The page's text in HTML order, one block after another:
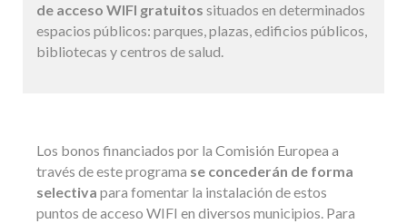
de acceso WIFI gratuitos situados en determinados
espacios públicos: parques, plazas, edificios públicos,
bibliotecas y centros de salud.
Los bonos financiados por la Comisión Europea a
través de este programa se concederán de forma
selectiva para fomentar la instalación de estos
puntos de acceso WIFI en diversos municipios. Para